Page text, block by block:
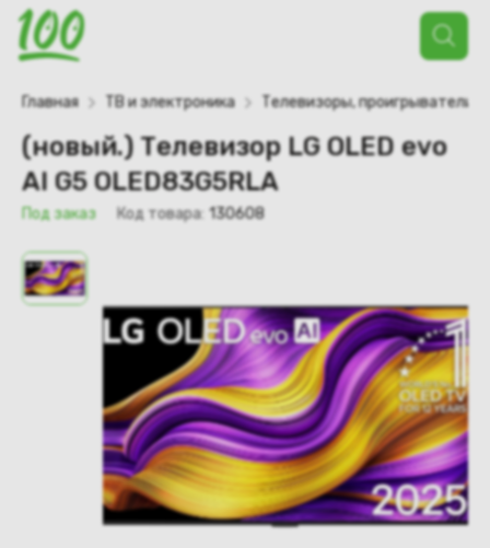
Поиск
товаров
Главная ТВ и электроника Телевизоры, проигрыватели
(новый.) Телевизор LG OLED evo
AI G5 OLED83G5RLA
Под заказ Код товара: 130608